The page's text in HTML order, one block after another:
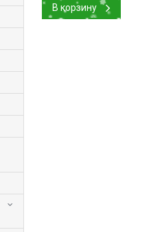
В корзину